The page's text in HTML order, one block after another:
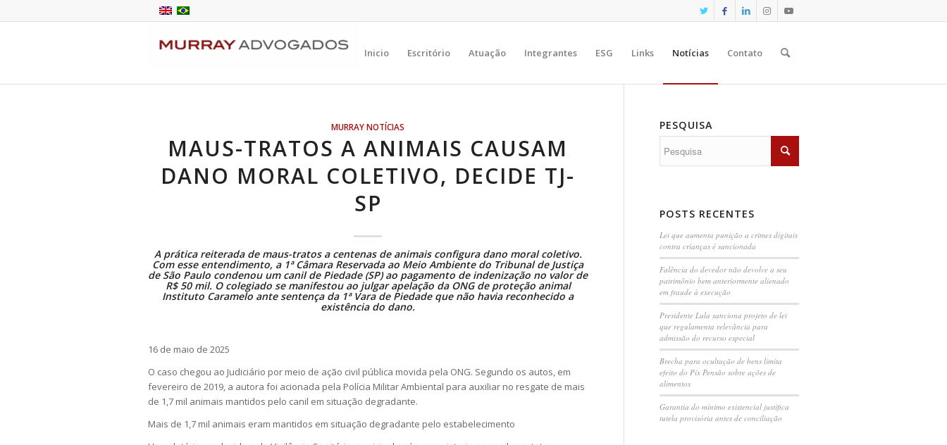
Inicio Escritório Atuação Integrantes ESG Links Notícias Contato
MURRAY NOTÍCIAS
MAUS-TRATOS A ANIMAIS CAUSAM
DANO MORAL COLETIVO, DECIDE TJ-
SP
A prática reiterada de maus-tratos a centenas de animais configura dano moral coletivo.
Com esse entendimento, a 1ª Câmara Reservada ao Meio Ambiente do Tribunal de Justiça
de São Paulo condenou um canil de Piedade (SP) ao pagamento de indenização no valor de
R$ 50 mil. O colegiado se manifestou ao julgar apelação da ONG de proteção animal
Instituto Caramelo ante sentença da 1ª Vara de Piedade que não havia reconhecido a
existência do dano.
16 de maio de 2025
O caso chegou ao Judiciário por meio de ação civil pública movida pela ONG. Segundo os autos, em
fevereiro de 2019, a autora foi acionada pela Polícia Militar Ambiental para auxiliar no resgate de mais
de 1,7 mil animais mantidos pelo canil em situação degradante.
Mais de 1,7 mil animais eram mantidos em situação degradante pelo estabelecimento
PESQUISA
POSTS RECENTES
Lei que aumenta punição a crimes digitais
contra crianças é sancionada
Falência do devedor não devolve a seu
patrimônio bem anteriormente alienado
em fraude à execução
Presidente Lula sanciona projeto de lei
que regulamenta relevância para
admissão do recurso especial
Brecha para ocultação de bens limita
efeito do Pix Pensão sobre ações de
alimentos
Garantia do mínimo existencial justifica
tutela provisória antes de conciliação